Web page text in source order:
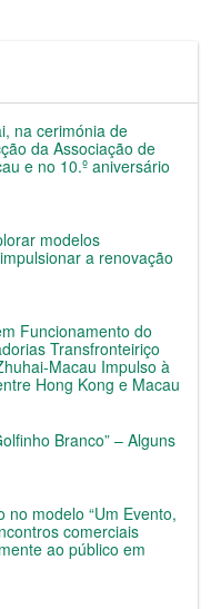
na cerimónia de
da Associação de
e no 10.º aniversário
modelos
a renovação
Funcionamento do
Transfronteiriço
Macau Impulso à
Hong Kong e Macau
Branco” – Alguns
modelo “Um Evento,
comerciais
ao público em